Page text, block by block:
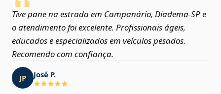
Tive pane na estrada em Campanário, Diadema‑SP e
o atendimento foi excelente. Profissionais ágeis,
educados e especializados em veículos pesados.
Recomendo com confiança.
JP José P.